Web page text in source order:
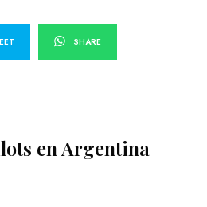
SHARE
en Argentina